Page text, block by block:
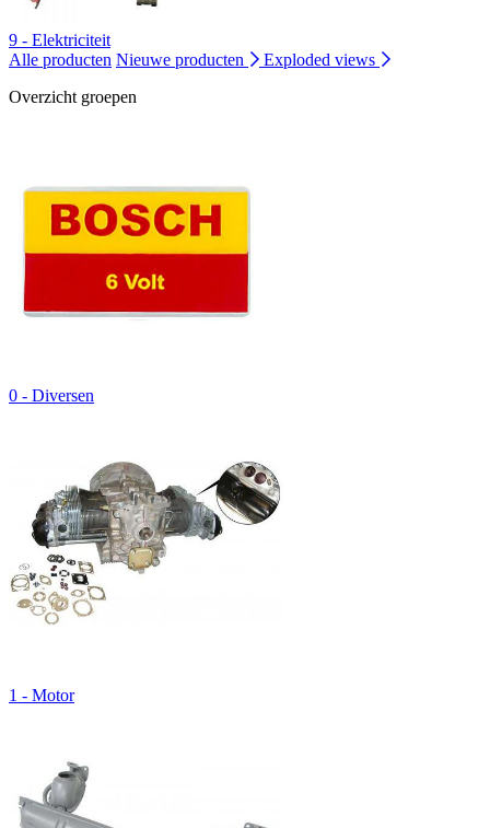
9 - Elektriciteit
Alle producten Nieuwe producten
Exploded views
Overzicht groepen
0 - Diversen
1 - Motor